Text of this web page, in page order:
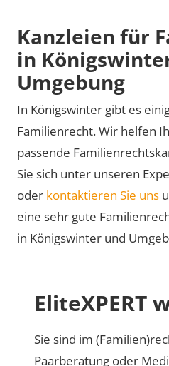
Kanzleien für
in
Umgebung
In Königswinter gibt es
Familienrecht. Wir helfen
passende
Sie sich unter unseren
oder kontaktieren Sie uns
eine sehr gute
in Königswinter und
EliteXPERT
Sie sind im
Paarberatung oder